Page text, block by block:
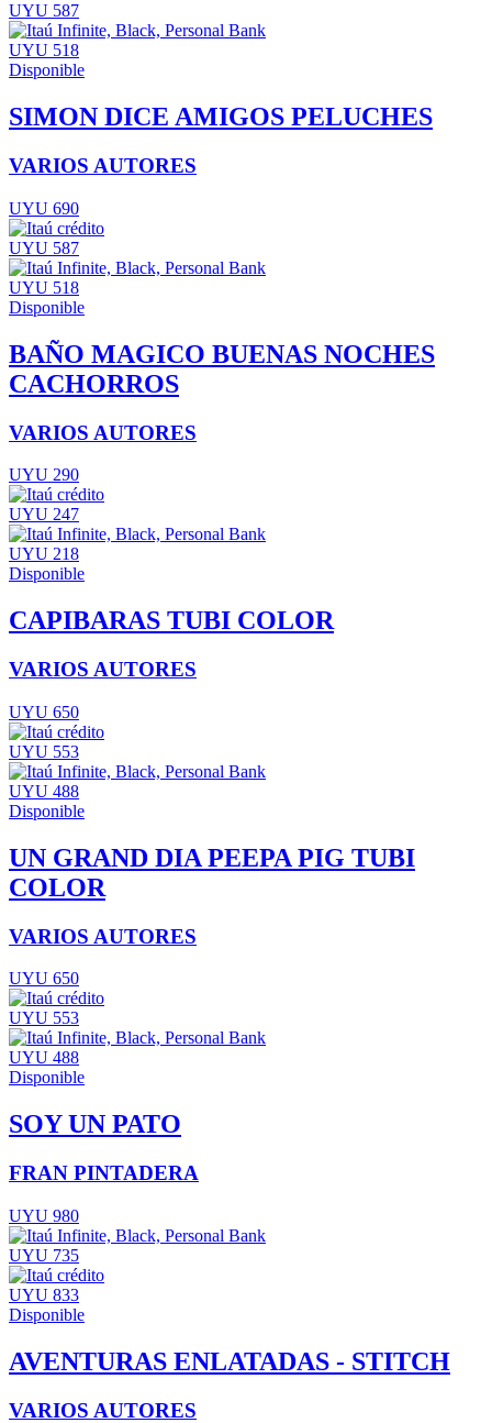
UYU 587
UYU 518
Disponible
SIMON DICE AMIGOS PELUCHES
VARIOS AUTORES
UYU 690
UYU 587
UYU 518
Disponible
BAÑO MAGICO BUENAS NOCHES
CACHORROS
VARIOS AUTORES
UYU 290
UYU 247
UYU 218
Disponible
CAPIBARAS TUBI COLOR
VARIOS AUTORES
UYU 650
UYU 553
UYU 488
Disponible
UN GRAND DIA PEEPA PIG TUBI
COLOR
VARIOS AUTORES
UYU 650
UYU 553
UYU 488
Disponible
SOY UN PATO
FRAN PINTADERA
UYU 980
UYU 735
UYU 833
Disponible
AVENTURAS ENLATADAS - STITCH
VARIOS AUTORES